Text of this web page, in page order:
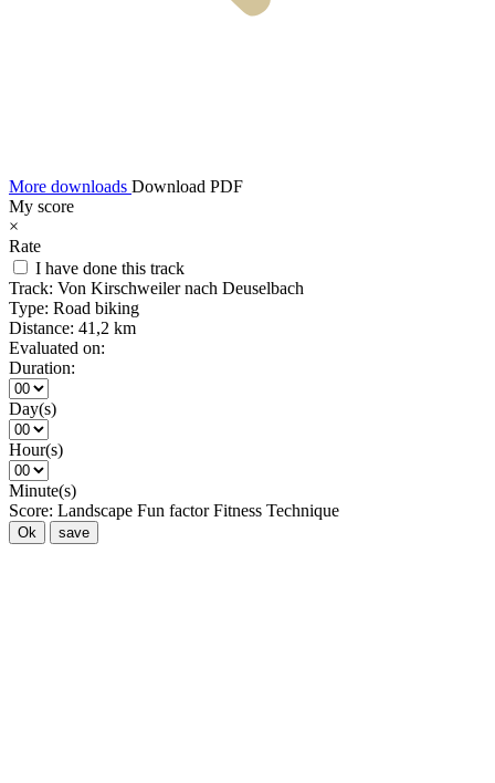
More downloads Download PDF
My score
×
Rate
I have done this track
Track: Von Kirschweiler nach Deuselbach
Type: Road biking
Distance: 41,2 km
Evaluated on:
Duration:
Day(s)
Hour(s)
Minute(s)
Score: Landscape Fun factor Fitness Technique
Ok save